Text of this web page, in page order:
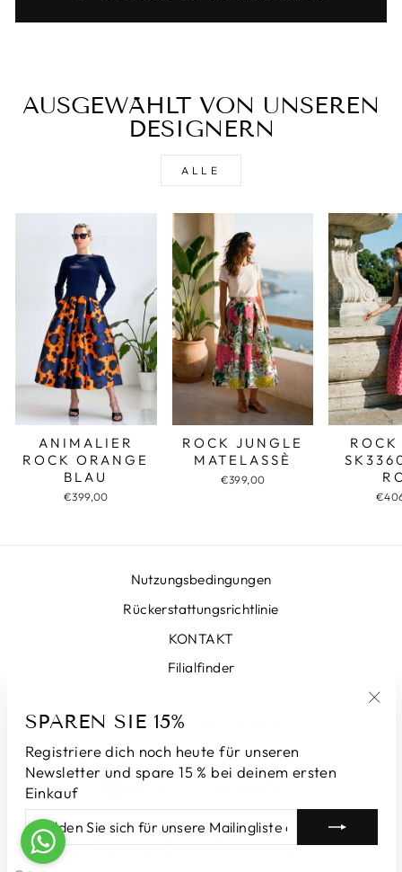
SPAREN SIE 15%
Registriere dich noch heute für unseren
Newsletter und spare 15 % bei deinem ersten
Einkauf
MELDEN
SIE
SICH
FÜR
ABONNIEREN
AUSGEWÄHLT VON UNSEREN
DESIGNERN
ALLE
ANIMALIER
ROCK ORANGE
BLAU
€399,00
ROCK JUNGLE
MATELASSÈ
€399,00
Nutzungsbedingungen
Rückerstattungsrichtlinie
KONTAKT
Filialfinder
ANMELDEN UND SPAREN
WÄHRUNG
Deutschland (EUR €)
© 2026 LUNATICAMILANO.COM | Luna srl | Via Cappuccina 61,